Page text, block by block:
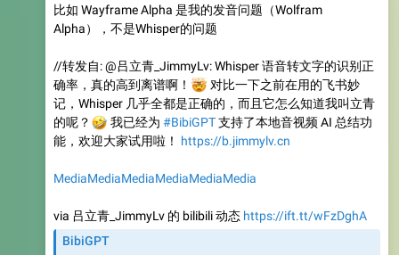
比如 Wayframe Alpha 是我的发音问题（Wolfram
Alpha），不是Whisper的问题
//转发自: @吕立青_JimmyLv: Whisper 语音转文字的识别正
确率，真的高到离谱啊！
🤯对比一下之前在用的飞书妙
记，Whisper 几乎全都是正确的，而且它怎么知道我叫立青
的呢？
我已经为 #BibiGPT支持了本地音视频 AI 总结功
能，欢迎大家试用啦！ https://b.jimmylv.cn
MediaMediaMediaMediaMediaMedia
via 吕立青_JimmyLv 的 bilibili 动态 https://ift.tt/wFzDghA
BibiGPT